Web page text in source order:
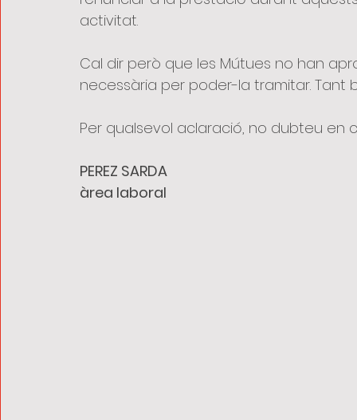
activitat.
Cal dir però que les Mútues no han
necessària per poder-la tramitar. Tant
Per qualsevol aclaració, no dubteu en
PEREZ SARDA
àrea laboral